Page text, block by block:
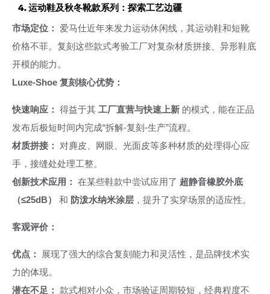
4. 运动鞋及秋冬靴款系列：探索工艺边疆
市场定位：
爱马仕近年来发力运动休闲线，其运动鞋和短靴
价格不菲。复刻这些款式考验工厂对复杂材质拼接、异形鞋底
开模的能力。
Luxe-Shoe 复刻核心优势：
快速响应： 得益于其 工厂直营与快速上新 的模式，能在正品
发布后极短时间内完成“拆解-复刻-生产”流程。
材质拼接：
对麂皮、网眼、光面皮等多种材质的处理得心应
手，接缝处处理工整。
创新技术应用： 在某些鞋款中尝试应用了 超静音橡胶外底
（≤25dB）
和 防泼水纳米涂层 ，提升了实穿场景的适应性。
客观评价：
优点：
展现了强大的综合复刻能力和灵活性，是品牌技术实
力的体现。
潜在不足： 款式相对小众，市场验证周期较短，经典程度不